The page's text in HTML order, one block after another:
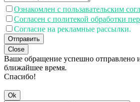
Ознакомлен с пользавательским
Согласен с политекой обработки
Согласие на рекламные рассылки.
Отправить
Close
Ваше обращение успешно отправлено
ближайшее время.
Спасибо!
Ok